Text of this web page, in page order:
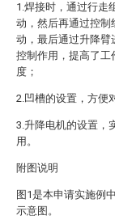
1.焊接时，通过行走
动，然后再通过控制
动，最后通过升降臂
控制作用，提高了工
度；
2.凹槽的设置，方便
3.升降电机的设置，
用。
附图说明
图1是本申请实施例
示意图。